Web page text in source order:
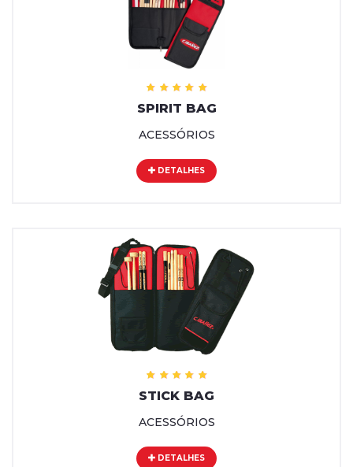
SPIRIT BAG
ACESSÓRIOS
DETALHES
STICK BAG
ACESSÓRIOS
DETALHES